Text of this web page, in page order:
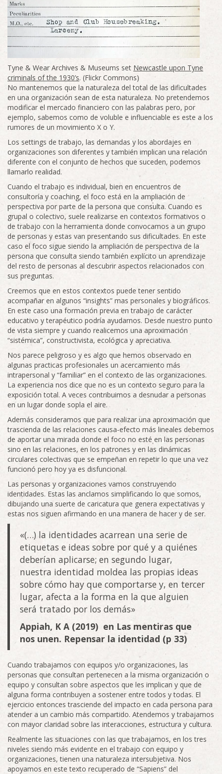
Tyne & Wear Archives & Museums set Newcastle upon Tyne
criminals of the 1930’s. (Flickr Commons)
No mantenemos que la naturaleza del total de las dificultades
en una organización sean de esta naturaleza. No pretendemos
modificar el mercado financiero con las palabras pero, por
ejemplo, sabemos como de voluble e influenciable es este a los
rumores de un movimiento X o Y.
Los settings de trabajo, las demandas y los abordajes en
organizaciones son diferentes y también implican una relación
diferente con el conjunto de hechos que suceden, podemos
llamarlo realidad.
Cuando el trabajo es individual, bien en encuentros de
consultoría y coaching, el foco está en la ampliación de
perspectiva por parte de la persona que consulta. Cuando es
grupal o colectivo, suele realizarse en contextos formativos o
de trabajo con la herramienta donde convocamos a un grupo
de personas y estas van presentando sus dificultades. En este
caso el foco sigue siendo la ampliación de perspectiva de la
persona que consulta siendo también explícito un aprendizaje
del resto de personas al descubrir aspectos relacionados con
sus preguntas.
Creemos que en estos contextos puede tener sentido
acompañar en algunos “insights” mas personales y biográficos.
En este caso una formación previa en trabajo de carácter
educativo y terapéutico podría ayudarnos. Desde nuestro punto
de vista siempre y cuando realicemos una aproximación
“sistémica”, constructivista, ecológica y apreciativa.
Nos parece peligroso y es algo que hemos observado en
algunas practicas profesionales un acercamiento más
intrapersonal y “familiar” en el contexto de las organizaciones.
La experiencia nos dice que no es un contexto seguro para la
exposición total. A veces contribuimos a desnudar a personas
en un lugar donde sopla el aire.
Además consideramos que para realizar una aproximación que
trascienda de las relaciones causa-efecto más lineales debemos
de aportar una mirada donde el foco no esté en las personas
sino en las relaciones, en los patrones y en las dinámicas
circulares colectivas que se empeñan en repetir lo que una vez
funcionó pero hoy ya es disfuncional.
Las personas y organizaciones vamos construyendo
identidades. Estas las anclamos simplificando lo que somos,
dibujando una suerte de caricatura que genera expectativas y
estas nos siguen afirmando en una manera de hacer y de ser.
«(…) la identidades acarrean una serie de
etiquetas e ideas sobre por qué y a quiénes
deberían aplicarse; en segundo lugar,
nuestra identidad moldea las propias ideas
sobre cómo hay que comportarse y, en tercer
lugar, afecta a la forma en la que alguien
será tratado por los demás»
Appiah, K A (2019) en Las mentiras que
nos unen. Repensar la identidad (p 33)
Cuando trabajamos con equipos y/o organizaciones, las
personas que consultan pertenecen a la misma organización o
equipo y consultan sobre aspectos que les implican y que de
alguna forma contribuyen a sostener entre todos y todas. El
ejercicio entonces trasciende del impacto en cada persona para
atender a un cambio más compartido. Atendemos y trabajamos
con mayor claridad sobre las interacciones, estructura y cultura.
Realmente las situaciones con las que trabajamos, en los tres
niveles siendo más evidente en el trabajo con equipo y
organizaciones, tienen una naturaleza intersubjetiva. Nos
apoyamos en este texto recuperado de “Sapiens” del